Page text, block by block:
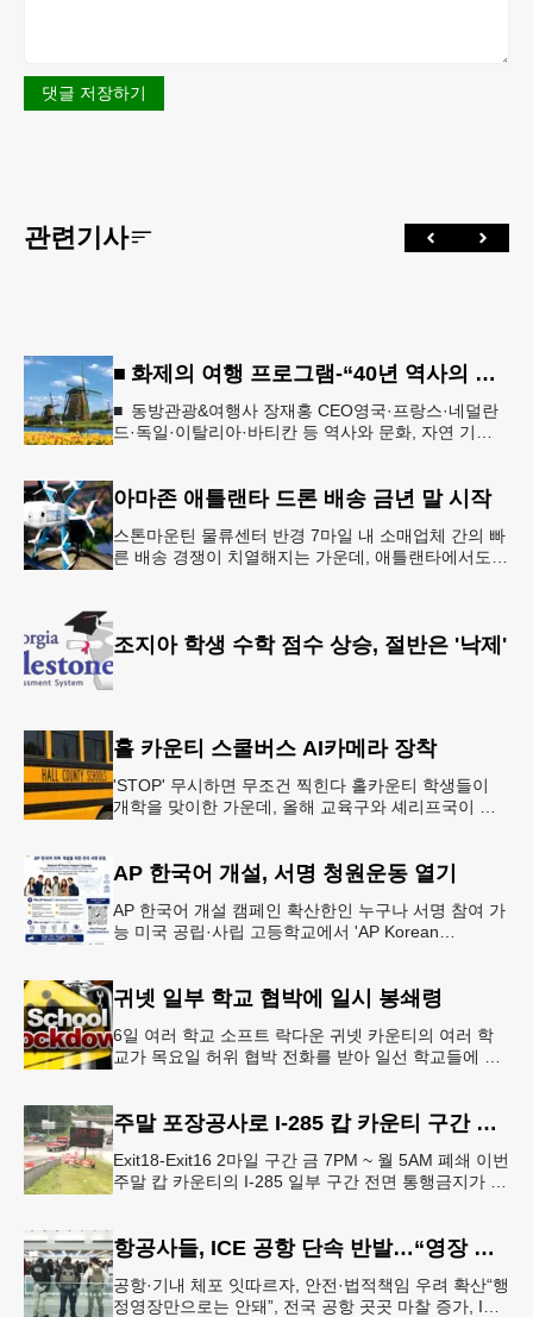
댓글 저장하기
관련기사
■ 화제의 여행 프로그램-“40년 역사의 신뢰… 서유럽 8개국 13일 대장정”
■ 동방관광&여행사 장재홍 CEO영국·프랑스·네덜란
드·독일·이탈리아·바티칸 등 역사와 문화, 자연 기
아마존 애틀랜타 드론 배송 금년 말 시작
스톤마운틴 물류센터 반경 7마일 내 소매업체 간의 빠
른 배송 경쟁이 치열해지는 가운데, 애틀랜타에서도
조지아 학생 수학 점수 상승, 절반은 '낙제'
홀 카운티 스쿨버스 AI카메라 장착
'STOP' 무시하면 무조건 찍힌다 홀카운티 학생들이
개학을 맞이한 가운데, 올해 교육구와 셰리프국이 학
AP 한국어 개설, 서명 청원운동 열기
AP 한국어 개설 캠페인 확산한인 누구나 서명 참여 가
능 미국 공립·사립 고등학교에서 'AP Korean
귀넷 일부 학교 협박에 일시 봉쇄령
6일 여러 학교 소프트 락다운 귀넷 카운티의 여러 학
교가 목요일 허위 협박 전화를 받아 일선 학교들에 일
주말 포장공사로 I-285 캅 카운티 구간 통행금지
Exit18-Exit16 2마일 구간 금 7PM ~ 월 5AM 폐쇄 이번
주말 캅 카운티의 I-285 일부 구간 전면 통행금지가 시
항공사들, ICE 공항 단속 반발…“영장 없인 협조 불가”
공항·기내 체포 잇따르자, 안전·법적책임 우려 확산“행
정영장만으로는 안돼”, 전국 공항 곳곳 마찰 증가, ICE